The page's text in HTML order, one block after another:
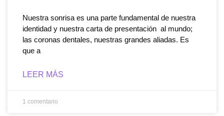
Nuestra sonrisa es una parte fundamental de nuestra
identidad y nuestra carta de presentación al mundo;
las coronas dentales, nuestras grandes aliadas. Es
que a
LEER MÁS
1 comentario